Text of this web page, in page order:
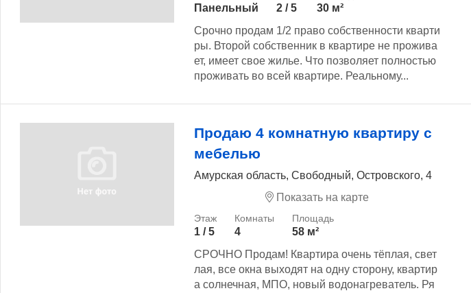
Панельный 2 / 5
30 м²
Срочно продам 1/2 право собственности кварти
ры. Второй собственник в квартире не прожива
ет, имеет свое жилье. Что позволяет полностью
проживать во всей квартире. Реальному...
Продаю 4 комнатную квартиру с
мебелью
Амурская область, Свободный, Островского, 4
Показать на карте
1 / 5 4
58 м²
СРОЧНО Продам! Квартира очень тёплая, свет
лая, все окна выходят на одну сторону, квартир
а солнечная, МПО, новый водонагреватель. Ря